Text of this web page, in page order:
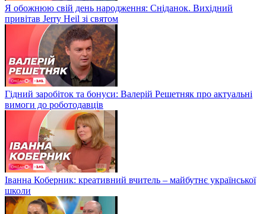
Я обожнюю свій день народження: Сніданок. Вихідний
привітав Jerry Heil зі святом
Гідний заробіток та бонуси: Валерій Решетняк про актуальні
вимоги до роботодавців
Іванна Коберник: креативний вчитель – майбутнє української
школи